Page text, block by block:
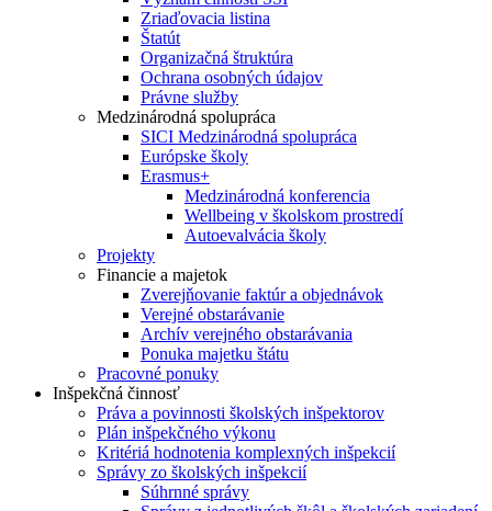
Zriaďovacia listina
Štatút
Organizačná štruktúra
Ochrana osobných údajov
Právne služby
Medzinárodná spolupráca
SICI Medzinárodná spolupráca
Európske školy
Erasmus+
Medzinárodná konferencia
Wellbeing v školskom prostredí
Autoevalvácia školy
Projekty
Financie a majetok
Zverejňovanie faktúr a objednávok
Verejné obstarávanie
Archív verejného obstarávania
Ponuka majetku štátu
Pracovné ponuky
Inšpekčná činnosť
Práva a povinnosti školských inšpektorov
Plán inšpekčného výkonu
Kritériá hodnotenia komplexných inšpekcií
Správy zo školských inšpekcií
Súhrnné správy